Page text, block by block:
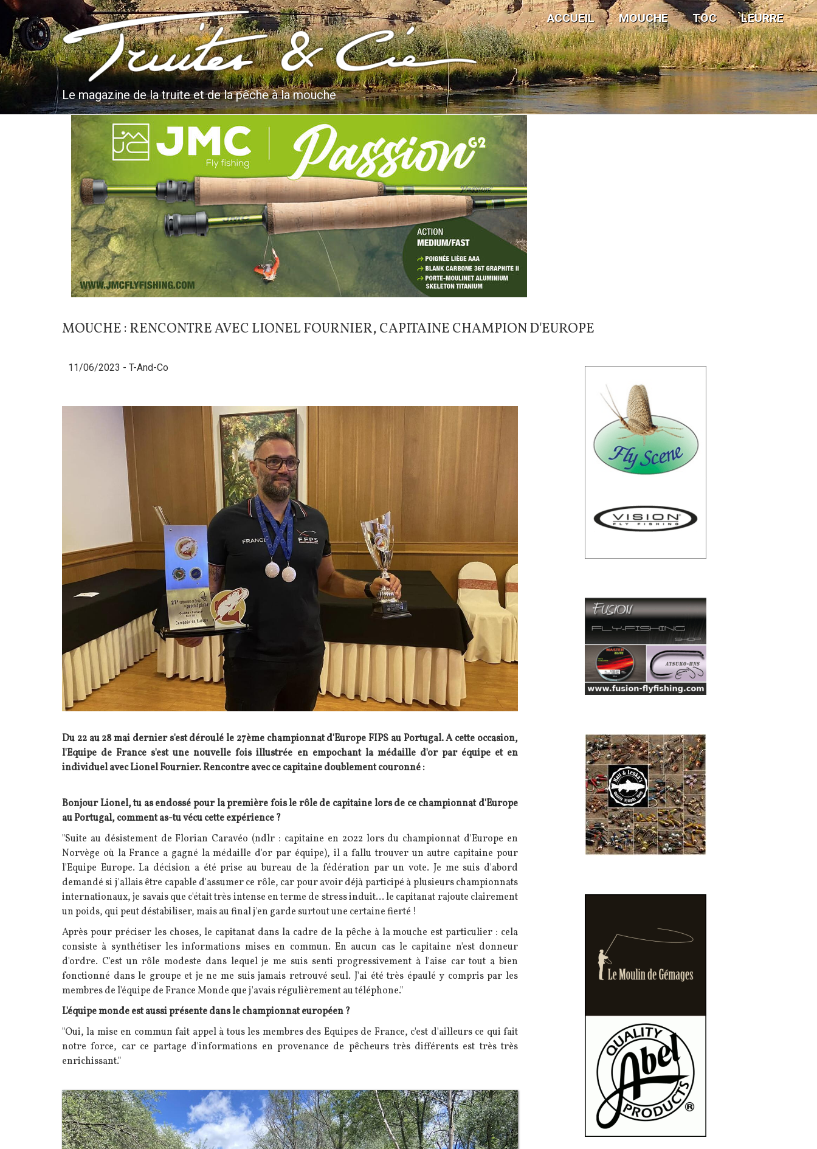
Aller
contenu
principal
Truites & Cie
Le magazine de la truite et de la pêche à la mouche
ACCUEIL MOUCHE TOC LEURRE
MOUCHE : RENCONTRE AVEC LIONEL FOURNIER, CAPITAINE CHAMPION D'EUROPE
11/06/2023 - T-And-Co
Du 22 au 28 mai dernier s'est déroulé le 27ème championnat d'Europe FIPS au Portugal. A cette occasion,
l'Equipe de France s'est une nouvelle fois illustrée en empochant la médaille d'or par équipe et en
individuel avec Lionel Fournier. Rencontre avec ce capitaine doublement couronné :
Texte
Bonjour Lionel, tu as endossé pour la première fois le rôle de capitaine lors de ce championnat d'Europe
au Portugal, comment as-tu vécu cette expérience ?
"Suite au désistement de Florian Caravéo (ndlr : capitaine en 2022 lors du championnat d'Europe en
Norvège où la France a gagné la médaille d'or par équipe), il a fallu trouver un autre capitaine pour
l'Equipe Europe. La décision a été prise au bureau de la fédération par un vote. Je me suis d'abord
demandé si j'allais être capable d'assumer ce rôle, car pour avoir déjà participé à plusieurs championnats
internationaux, je savais que c'était très intense en terme de stress induit... le capitanat rajoute clairement
un poids, qui peut déstabiliser, mais au final j'en garde surtout une certaine fierté !
Après pour préciser les choses, le capitanat dans la cadre de la pêche à la mouche est particulier : cela
consiste à synthétiser les informations mises en commun. En aucun cas le capitaine n'est donneur
d'ordre. C'est un rôle modeste dans lequel je me suis senti progressivement à l'aise car tout a bien
fonctionné dans le groupe et je ne me suis jamais retrouvé seul. J'ai été très épaulé y compris par les
membres de l'équipe de France Monde que j'avais régulièrement au téléphone."
L'équipe monde est aussi présente dans le championnat européen ?
"Oui, la mise en commun fait appel à tous les membres des Equipes de France, c'est d'ailleurs ce qui fait
notre force, car ce partage d'informations en provenance de pêcheurs très différents est très très
enrichissant."
Image